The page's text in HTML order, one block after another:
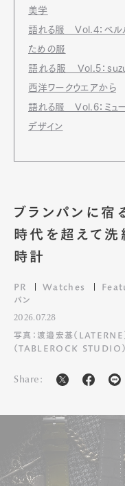
美学
語れる服 Vol.4：ベル
ための服
語れる服 Vol.5：
西洋ワークウエアから
語れる服 Vol.6：ミュ
デザイン
ブランパンに宿
時代を超えて洗
時計
Watches
パン
2026.07.28
写真：渡邉宏基（LATERNE）
（TABLEROCK STUDIO）
Share: